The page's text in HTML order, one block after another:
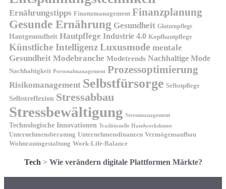
Ernährungstipps Finanzmanagement Finanzplanung
Gesunde Ernährung Gesundheit Glatzenpflege
Hautgesundheit Hautpflege Industrie 4.0 Kopfhautpflege
Künstliche IntelligenzLuxusmode mentale
Gesundheit Modebranche Modetrends Nachhaltige Mode
Nachhaltigkeit Personalmanagement Prozessoptimierung
Risikomanagement Selbstfürsorge Selbstpflege
Selbstreflexion Stressabbau
Stressbewältigung Stressmanagement
Technologische Innovationen Traditionelle Handwerkskunst
Unternehmensberatung Unternehmensfinanzen Vermögensaufbau
Wohnraumgestaltung Work-Life-Balance
Tech > Wie verändern digitale Plattformen Märkte?